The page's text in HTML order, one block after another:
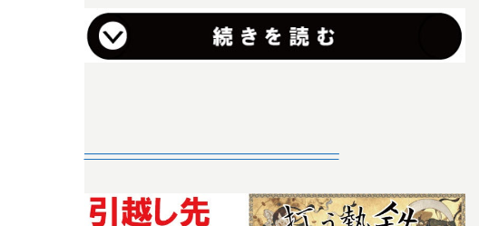
—————————————————–